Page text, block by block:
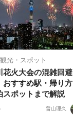
光・スポット
花火大会の混雑回
おすすめ駅・帰り
スポットまで解説
畠山理久